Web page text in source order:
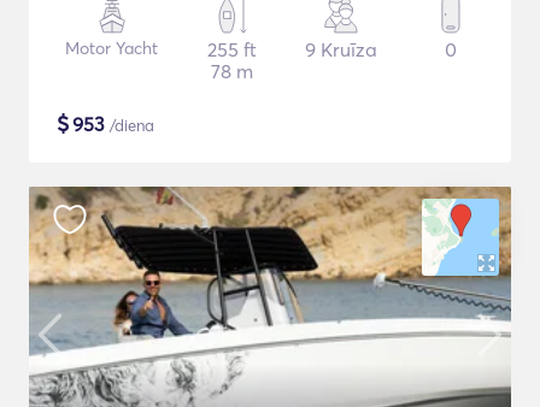
Motor Yacht
255 ft
78 m
9 Kruīza 0
$953 /diena